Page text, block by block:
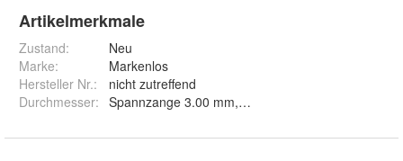
Artikelmerkmale
Zustand:
Neu
Marke:
Markenlos
Hersteller Nr.:
nicht zutreffend
Durchmesser: Spannzange 3.00 mm, Spannzange 3.175 mm,